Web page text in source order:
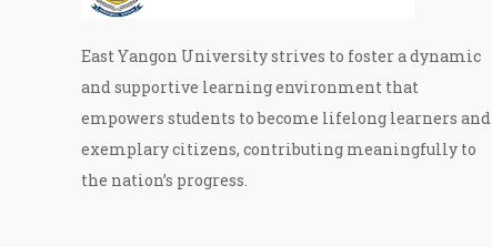
East Yangon University strives to foster a dynamic
and supportive learning environment that
empowers students to become lifelong learners and
exemplary citizens, contributing meaningfully to
the nation’s progress.